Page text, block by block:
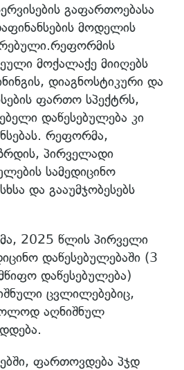
გაფართოებასა
მოდელის
მოქალაქე მიიღებს
დიაგნოსტიკური და
ფართო სპექტრს,
დაწესებულება კი
რეფორმა,
პირველადი
სამედიცინო
და გააუმჯობესებს
2025 წლის პირველი
დაწესებულებაში (3
დაწესებულება)
ცვლილებებიც,
აღნიშნულ
ფართოვდება პჯდ